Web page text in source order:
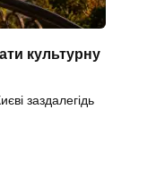
культурну
заздалегідь